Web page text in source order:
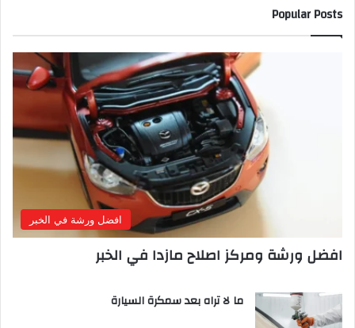
Popular Posts
افضل ورشة في الخبر
افضل ورشة ومركز اصلاح مازدا في الخبر
ما لا تراه بعد سمكرة السيارة